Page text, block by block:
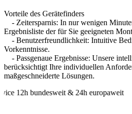
Vorteile des Gerätefinders
- Zeitersparnis: In nur wenigen
Ergebnisliste der für Sie geeigneten
- Benutzerfreundlichkeit: Intuitive
Vorkenntnisse.
- Passgenaue Ergebnisse: Unsere
berücksichtigt Ihre individuellen
maßgeschneiderte Lösungen.
& 24h europaweit /